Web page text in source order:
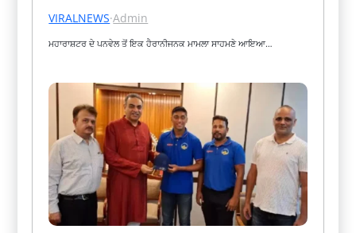
VIRALNEWS·Admin
ਮਹਾਰਾਸ਼ਟਰ ਦੇ ਪਨਵੇਲ ਤੋਂ ਇਕ ਹੈਰਾਨੀਜਨਕ ਮਾਮਲਾ ਸਾਹਮਣੇ ਆਇਆ…